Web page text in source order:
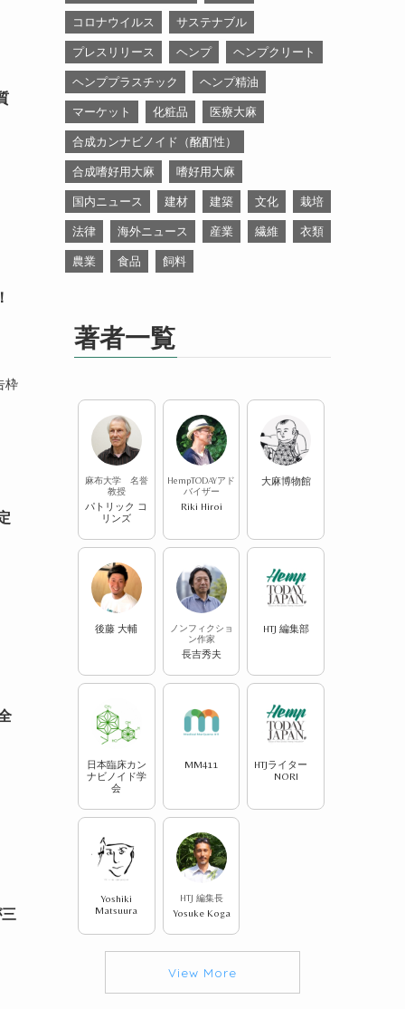
枠
コロナウイルス サステナブル
プレスリリース ヘンプ ヘンプクリート
ヘンププラスチック ヘンプ精油
マーケット 化粧品 医療大麻
合成カンナビノイド（酩酊性）
合成嗜好用大麻 嗜好用大麻
国内ニュース 建材 建築 文化 栽培
法律 海外ニュース 産業 繊維 衣類
農業 食品 飼料
著者一覧
麻布大学 名誉
教授
パトリック コ
リンズ
HempTODAYアド
バイザー
Riki Hiroi
大麻博物館
後藤 大輔
ノンフィクショ
ン作家
長吉秀夫
HTJ 編集部
日本臨床カン
ナビノイド学
会
MM411
HTJライター
NORI
Yoshiki
Matsuura
HTJ 編集長
Yosuke Koga
View More